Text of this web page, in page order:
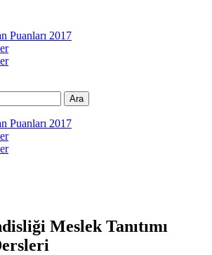
Puanları 2017
Puanları 2017
Meslek Tanıtımı